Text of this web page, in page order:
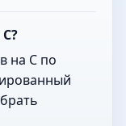
на С по